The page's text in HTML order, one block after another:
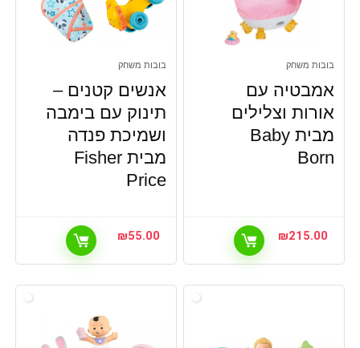
בובות משחק
אמבטיה עם
אורות וצלילים
מבית Baby
Born
₪215.00
בובות משחק
אנשים קטנים –
תינוק עם בימבה
ושמיכת פנדה
מבית Fisher
Price
₪55.00